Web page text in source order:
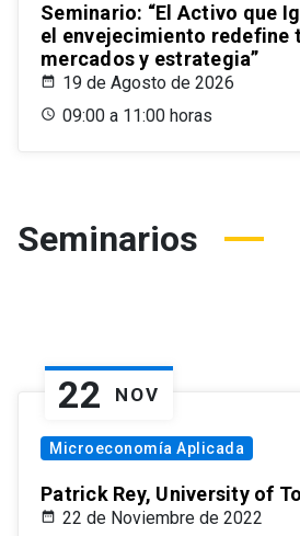
Seminario: “El Activo que
el envejecimiento redefine
mercados y estrategia”
19 de Agosto de 2026
09:00 a 11:00 horas
Seminarios
22 NOV
Microeconomía Aplicada
Patrick Rey, University of
22 de Noviembre de 2022